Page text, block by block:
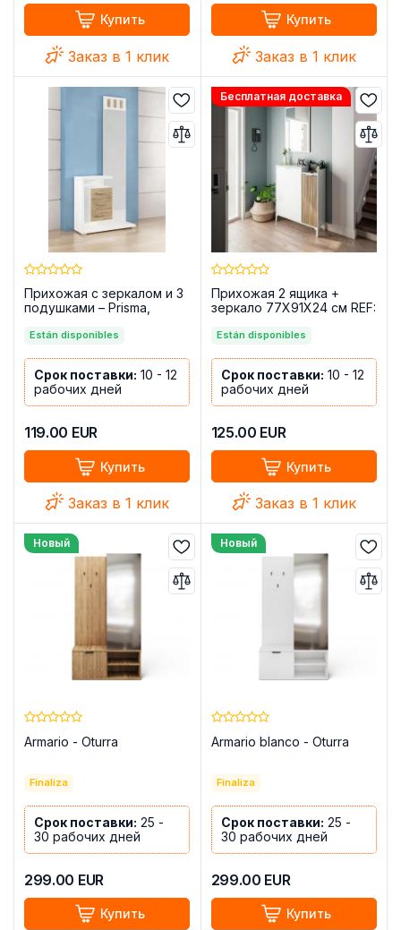
Купить
Заказ в 1 клик
Купить
Заказ в 1 клик
Прихожая с зеркалом и 3
подушками – Prisma,
Están disponibles
Срок поставки: 10 - 12
рабочих дней
119.00 EUR
Купить
Заказ в 1 клик
Бесплатная доставка
Прихожая 2 ящика +
зеркало 77X91X24 см REF:
Están disponibles
Срок поставки: 10 - 12
рабочих дней
125.00 EUR
Купить
Заказ в 1 клик
Новый
Armario - Oturra
Finaliza
Срок поставки: 25 -
30 рабочих дней
299.00 EUR
Купить
Новый
Armario blanco - Oturra
Finaliza
Срок поставки: 25 -
30 рабочих дней
299.00 EUR
Купить